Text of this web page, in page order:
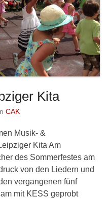
Kita
CAK
Musik- &
Kita Am
des Sommerfestes am
von den Liedern und
vergangenen fünf
mit KESS geprobt